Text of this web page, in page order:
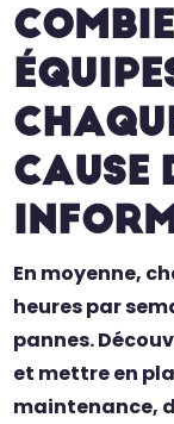
CAUSE
En moyenne,
heures par
pannes.
et mettre en
maintenance,